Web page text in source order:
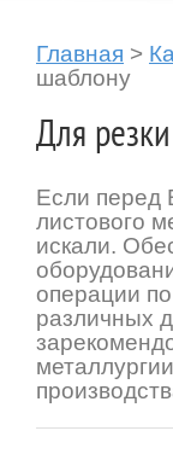
Главная >
шаблону
Для
Если перед
листового
искали.
операции
различных